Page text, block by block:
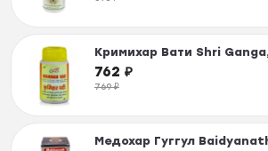
Кримихар Вати Shri
762 ₽
769₽
Медохар Гуггул